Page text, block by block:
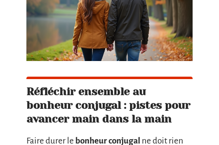
Réfléchir ensemble au
bonheur conjugal : pistes pour
avancer main dans la main
Faire durer le bonheur conjugal ne doit rien